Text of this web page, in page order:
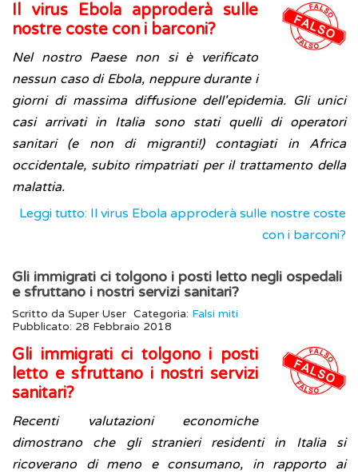
Il virus Ebola approderà sulle
nostre coste con i barconi?
Nel nostro Paese non si è verificato
nessun caso di Ebola, neppure durante i
giorni di massima diffusione dell'epidemia. Gli unici
casi arrivati in Italia sono stati quelli di operatori
sanitari (e non di migranti!) contagiati in Africa
occidentale, subito rimpatriati per il trattamento della
malattia.
Leggi tutto: Il virus Ebola approderà sulle nostre coste
con i barconi?
Gli immigrati ci tolgono i posti letto negli ospedali
e sfruttano i nostri servizi sanitari?
Scritto da Super User Categoria: Falsi miti
Pubblicato: 28 Febbraio 2018
Gli immigrati ci tolgono i posti
letto e sfruttano i nostri servizi
sanitari?
Recenti valutazioni economiche
dimostrano che gli stranieri residenti in Italia si
ricoverano di meno e consumano, in rapporto ai